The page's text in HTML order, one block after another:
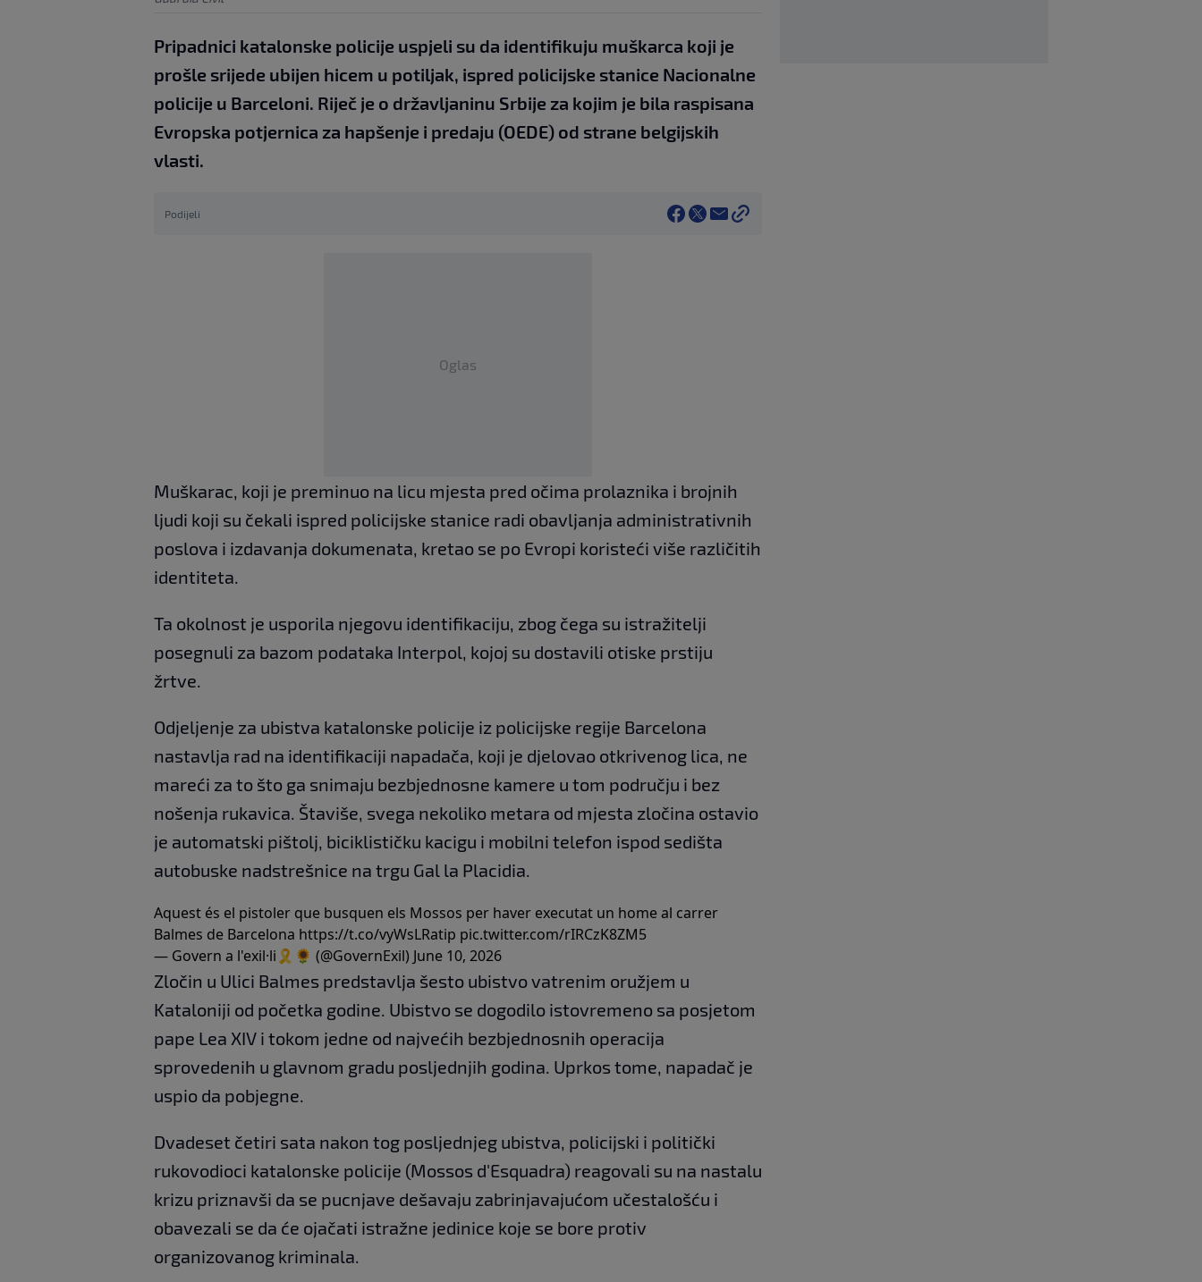
Pripadnici katalonske policije uspjeli su da identifikuju muškarca koji je
prošle srijede ubijen hicem u potiljak, ispred policijske stanice Nacionalne
policije u Barceloni. Riječ je o državljaninu Srbije za kojim je bila raspisana
Evropska potjernica za hapšenje i predaju (OEDE) od strane belgijskih
vlasti.
Podijeli
Oglas
Muškarac, koji je preminuo na licu mjesta pred očima prolaznika i brojnih
ljudi koji su čekali ispred policijske stanice radi obavljanja administrativnih
poslova i izdavanja dokumenata, kretao se po Evropi koristeći više različitih
identiteta.
Ta okolnost je usporila njegovu identifikaciju, zbog čega su istražitelji
posegnuli za bazom podataka Interpol, kojoj su dostavili otiske prstiju
žrtve.
Odjeljenje za ubistva katalonske policije iz policijske regije Barcelona
nastavlja rad na identifikaciji napadača, koji je djelovao otkrivenog lica, ne
mareći za to što ga snimaju bezbjednosne kamere u tom području i bez
nošenja rukavica. Štaviše, svega nekoliko metara od mjesta zločina ostavio
je automatski pištolj, biciklističku kacigu i mobilni telefon ispod sedišta
autobuske nadstrešnice na trgu Gal la Placidia.
Aquest és el pistoler que busquen els Mossos per haver executat un home al carrer
Balmes de Barcelona https://t.co/vyWsLRatip pic.twitter.com/rIRCzK8ZM5
— Govern a l'exil·li🎗🌻 (@GovernExil) June 10, 2026
Zločin u Ulici Balmes predstavlja šesto ubistvo vatrenim oružjem u
Kataloniji od početka godine. Ubistvo se dogodilo istovremeno sa posjetom
pape Lea XIV i tokom jedne od najvećih bezbjednosnih operacija
sprovedenih u glavnom gradu posljednjih godina. Uprkos tome, napadač je
uspio da pobjegne.
Dvadeset četiri sata nakon tog posljednjeg ubistva, policijski i politički
rukovodioci katalonske policije (Mossos d'Esquadra) reagovali su na nastalu
krizu priznavši da se pucnjave dešavaju zabrinjavajućom učestalošću i
obavezali se da će ojačati istražne jedinice koje se bore protiv
organizovanog kriminala.